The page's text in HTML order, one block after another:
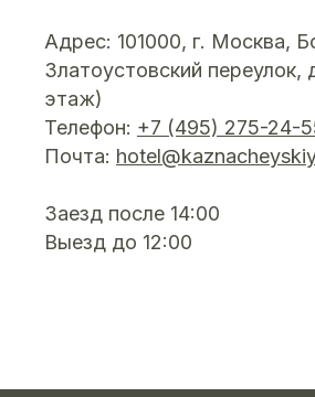
Адрес: 101000, г. Москва,
Златоустовский переулок,
этаж)
Телефон: +7 (495) 275-24-
Почта:
Заезд после 14:00
Выезд до 12:00